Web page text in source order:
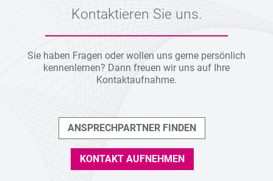
Kontaktieren Sie uns.
Sie haben Fragen oder wollen uns gerne persönlich
kennenlernen? Dann freuen wir uns auf Ihre
Kontaktaufnahme.
ANSPRECHPARTNER FINDEN
KONTAKT AUFNEHMEN